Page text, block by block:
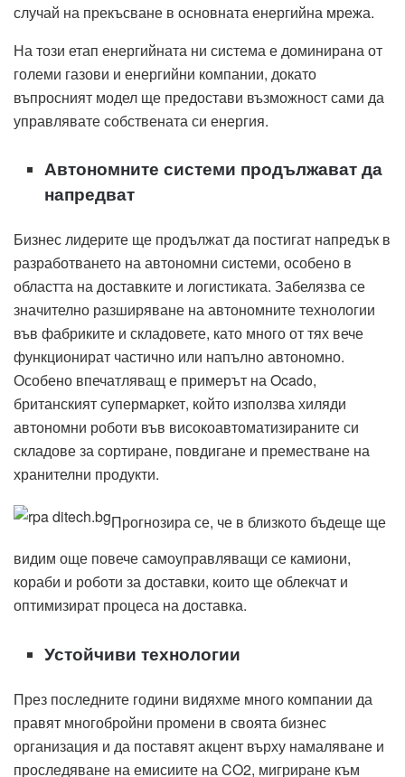
случай на прекъсване в основната енергийна мрежа.
На този етап енергийната ни система е доминирана от
големи газови и енергийни компании, докато
въпросният модел ще предостави възможност сами да
управлявате собствената си енергия.
Автономните системи продължават да
напредват
Бизнес лидерите ще продължат да постигат напредък в
разработването на автономни системи, особено в
областта на доставките и логистиката. Забелязва се
значително разширяване на автономните технологии
във фабриките и складовете, като много от тях вече
функционират частично или напълно автономно.
Особено впечатляващ е примерът на Ocado,
британският супермаркет, който използва хиляди
автономни роботи във високоавтоматизираните си
складове за сортиране, повдигане и преместване на
хранителни продукти.
Прогнозира се, че в близкото бъдеще ще
видим още повече самоуправляващи се камиони,
кораби и роботи за доставки, които ще облекчат и
оптимизират процеса на доставка.
Устойчиви технологии
През последните години видяхме много компании да
правят многобройни промени в своята бизнес
организация и да поставят акцент върху намаляване и
проследяване на емисиите на CO2, мигриране към